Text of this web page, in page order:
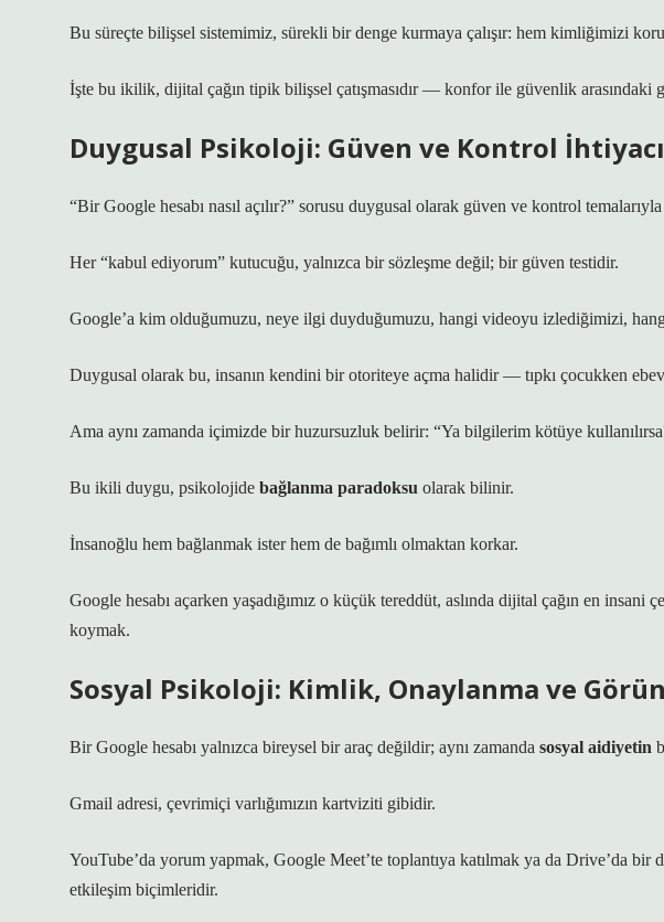
Bu süreçte bilişsel sistemimiz, sürekli bir denge kurmaya çalışır: hem kimliğimizi
İşte bu ikilik, dijital çağın tipik bilişsel çatışmasıdır — konfor ile güvenlik arasındaki
Duygusal Psikoloji: Güven ve Kontrol
“Bir Google hesabı nasıl açılır?” sorusu duygusal olarak güven ve kontrol
Her “kabul ediyorum” kutucuğu, yalnızca bir sözleşme değil; bir güven testidir.
Google’a kim olduğumuzu, neye ilgi duyduğumuzu, hangi videoyu izlediğimizi, hangi
Duygusal olarak bu, insanın kendini bir otoriteye açma halidir — tıpkı çocukken
Ama aynı zamanda içimizde bir huzursuzluk belirir: “Ya bilgilerim kötüye
Bu ikili duygu, psikolojide bağlanma paradoksu olarak bilinir.
İnsanoğlu hem bağlanmak ister hem de bağımlı olmaktan korkar.
Google hesabı açarken yaşadığımız o küçük tereddüt, aslında dijital çağın en insani
koymak.
Sosyal Psikoloji: Kimlik, Onaylanma ve
Bir Google hesabı yalnızca bireysel bir araç değildir; aynı zamanda sosyal aidiyetin
Gmail adresi, çevrimiçi varlığımızın kartviziti gibidir.
YouTube’da yorum yapmak, Google Meet’te toplantıya katılmak ya da Drive’da
etkileşim biçimleridir.